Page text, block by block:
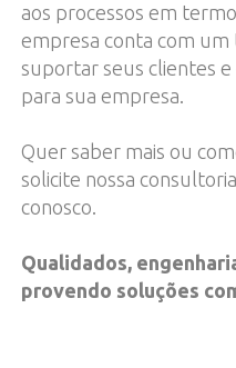
aos processos em
empresa conta com um
suportar seus clientes
para sua empresa.
Quer saber mais ou
solicite nossa
conosco.
Qualidados,
provendo soluções